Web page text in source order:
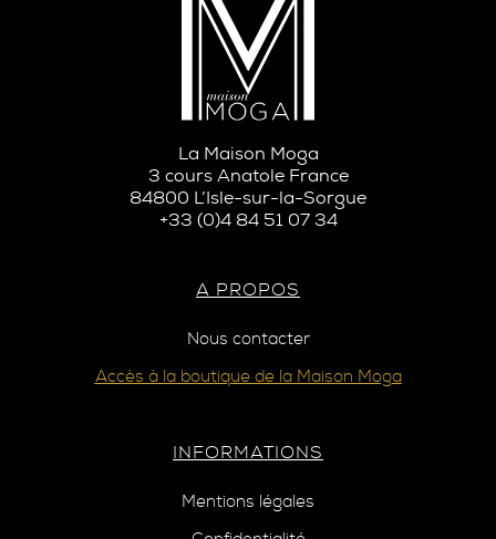
La Maison Moga
3 cours Anatole France
84800 L’Isle-sur-la-Sorgue
+33 (0)4 84 51 07 34
A PROPOS
Nous contacter
Accès à la boutique de la Maison Moga
INFORMATIONS
Mentions légales